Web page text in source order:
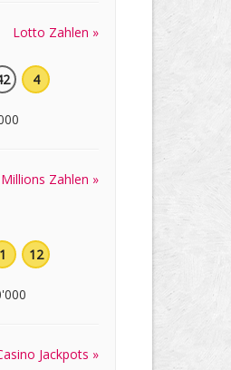
Lotto Zahlen »
4
Zahlen »
1 12
Jackpots »